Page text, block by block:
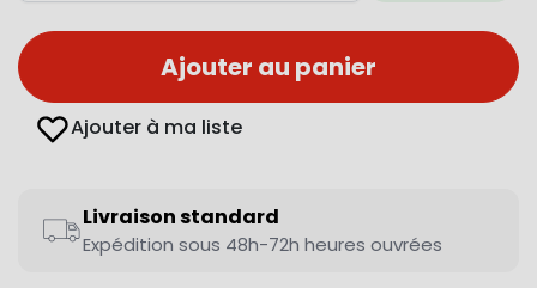
Ajouter au panier
Ajouter à ma liste
Livraison standard
Expédition sous 48h-72h heures ouvrées